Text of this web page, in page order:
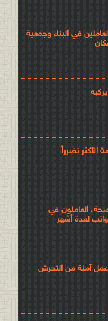
في البناء وجمعية
الأكثر تضرراً
العاملون في
لعدة أشهر
آمنة من التحرش